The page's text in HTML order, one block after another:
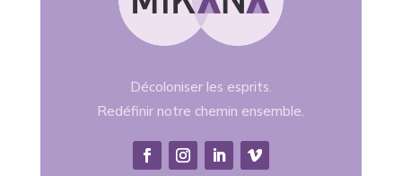
Décoloniser les esprits.
Redéfinir notre chemin ensemble.